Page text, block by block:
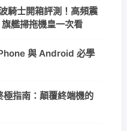
騎士開箱評測！高頻震
艦掃拖機皇一次看
與 Android 必學
指南：顛覆終端機的